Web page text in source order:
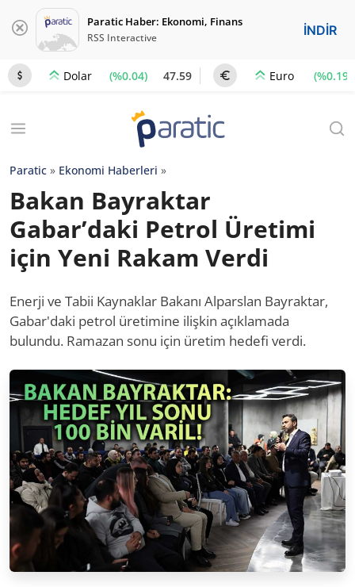
Paratic Haber: Ekonomi, Finans
RSS Interactive İNDİR
Dolar (%0.04) 47.59 Euro (%0.19)
Paratic » Ekonomi Haberleri »
Bakan Bayraktar
Gabar’daki Petrol Üretimi
için Yeni Rakam Verdi
Enerji ve Tabii Kaynaklar Bakanı Alparslan Bayraktar,
Gabar'daki petrol üretimine ilişkin açıklamada
bulundu. Ramazan sonu için üretim hedefi verdi.